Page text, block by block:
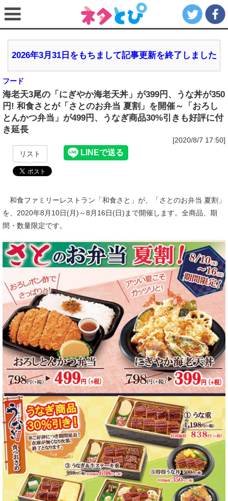
2026年3月31日をもちまして記事更新を終了しました
フード
海老天3尾の「にぎやか海老天丼」が399円、うな丼が350
円! 和食さとが「さとのお弁当 夏割」を開催～「おろし
とんかつ弁当」が499円、うなぎ商品30%引きも好評に付
き延長
[2020/8/7 17:50]
リスト
和食ファミリーレストラン「和食さと」が、「さとのお弁当 夏割」
を、2020年8月10日(月)～8月16日(日)まで開催します。全商品、期
間・数量限定です。